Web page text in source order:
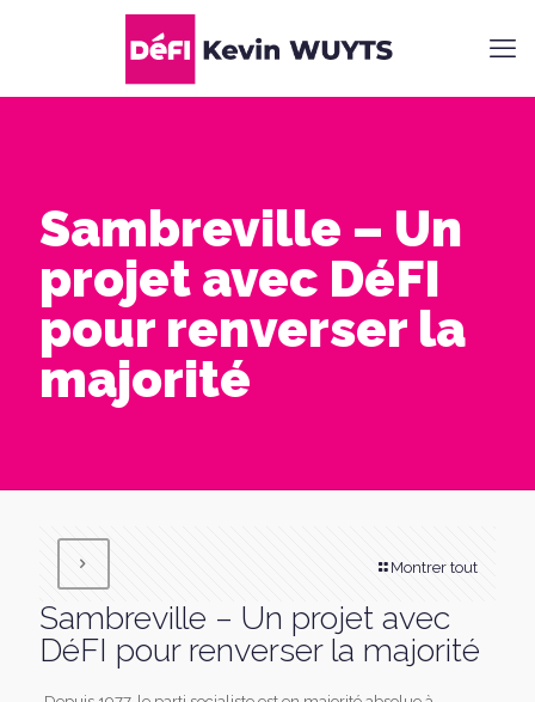
Sambreville – Un
projet avec DéFI
pour renverser la
majorité
Montrer tout
Sambreville – Un projet avec
DéFI pour renverser la majorité